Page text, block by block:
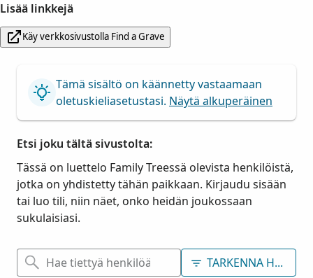
Lisää linkkejä
Käy verkkosivustolla Find a Grave
Tämä sisältö on käännetty vastaamaan
oletuskieliasetustasi. Näytä alkuperäinen
Etsi joku tältä sivustolta:
Tässä on luettelo Family Treessä olevista henkilöistä,
jotka on yhdistetty tähän paikkaan. Kirjaudu sisään
tai luo tili, niin näet, onko heidän joukossaan
sukulaisiasi.
TARKENNA HAKUA